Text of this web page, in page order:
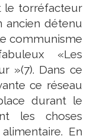
le torréfacteur
ancien détenu
communisme
«Les
»(7). Dans ce
ce réseau
durant le
les choses
En